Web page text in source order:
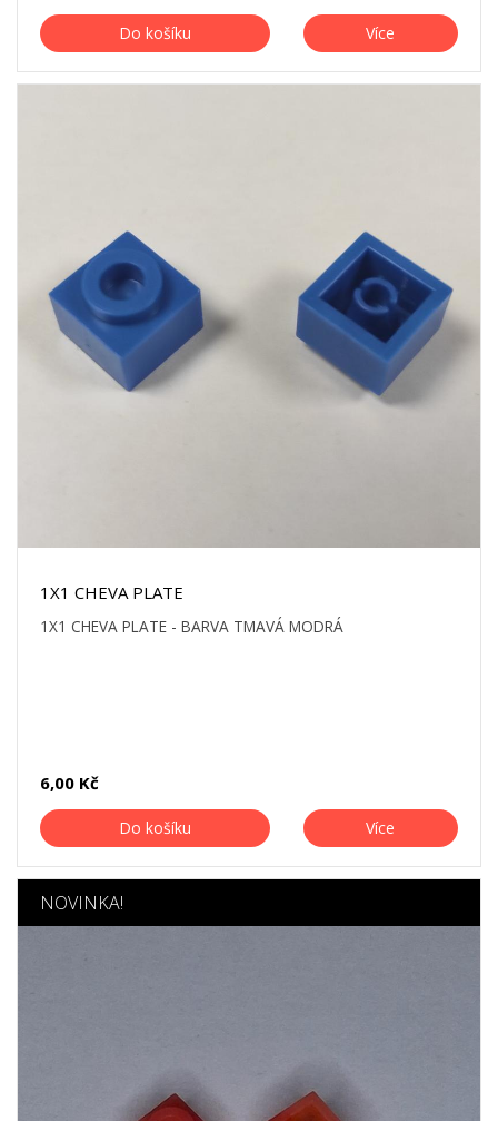
Do košíku Více
1X1 CHEVA PLATE
1X1 CHEVA PLATE - BARVA TMAVÁ MODRÁ
6,00 Kč
Do košíku Více
NOVINKA!